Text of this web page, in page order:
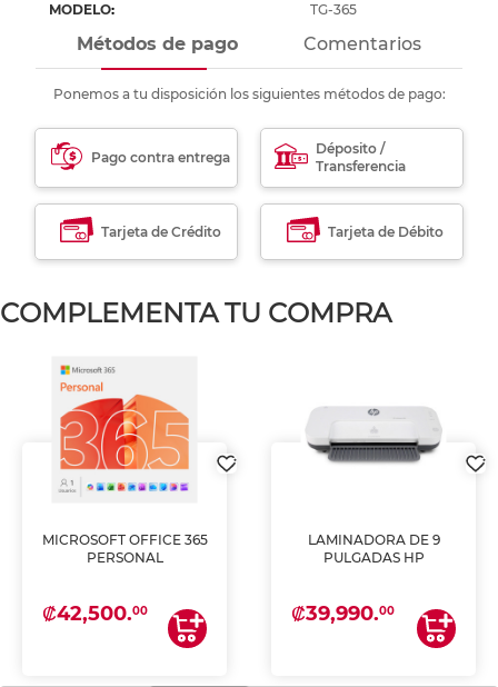
MODELO: TG-365
Métodos de pago Comentarios
Ponemos a tu disposición los siguientes métodos de pago:
Pago contra entrega
Déposito /
Transferencia
Tarjeta de Crédito Tarjeta de Débito
COMPLEMENTA TU COMPRA
MICROSOFT OFFICE 365
PERSONAL
₡42,500.00
LAMINADORA DE 9
PULGADAS HP
₡39,990.00